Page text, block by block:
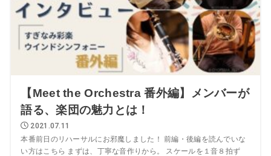
【Meet the Orchestra 番外編】メンバーが
語る、楽団の魅力とは！
2021.07.11
本番前日のリハーサルにお邪魔しました！ 前編・後編を読んでいな
い方はこちら まずは、丁寧な音作りから。 スケールを１音８拍ず